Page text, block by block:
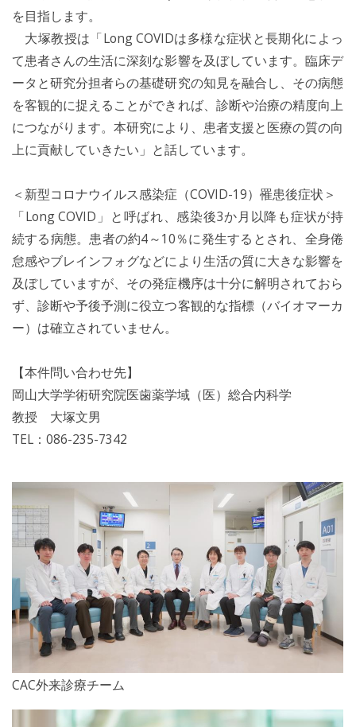
を目指します。
大塚教授は「Long COVIDは多様な症状と長期化によっ
て患者さんの生活に深刻な影響を及ぼしています。臨床デ
ータと研究分担者らの基礎研究の知見を融合し、その病態
を客観的に捉えることができれば、診断や治療の精度向上
につながります。本研究により、患者支援と医療の質の向
上に貢献していきたい」と話しています。
＜新型コロナウイルス感染症（COVID-19）罹患後症状＞
「Long COVID」と呼ばれ、感染後3か月以降も症状が持
続する病態。患者の約4～10％に発生するとされ、全身倦
怠感やブレインフォグなどにより生活の質に大きな影響を
及ぼしていますが、その発症機序は十分に解明されておら
ず、診断や予後予測に役立つ客観的な指標（バイオマーカ
ー）は確立されていません。
【本件問い合わせ先】
岡山大学学術研究院医歯薬学域（医）総合内科学
教授 大塚文男
TEL：086-235-7342
CAC外来診療チーム